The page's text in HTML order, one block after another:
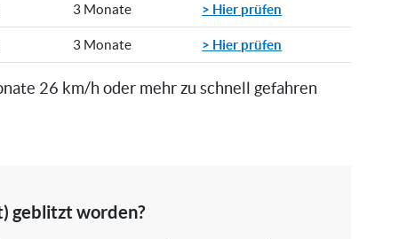
3 Monate > Hier prüfen
3 Monate > Hier prüfen
26 km/h oder mehr zu schnell gefahren
geblitzt worden?